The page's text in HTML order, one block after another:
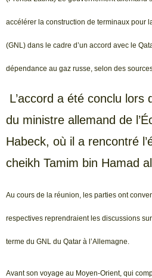
accélérer la construction de terminaux pour
(GNL) dans le cadre d’un accord avec le
dépendance au gaz russe, selon des
L’accord a été conclu lors
du ministre allemand de
Habeck, où il a rencontré
cheikh Tamim bin Hamad
Au cours de la réunion, les parties ont
respectives reprendraient les discussions
terme du GNL du Qatar à l’Allemagne.
Avant son voyage au Moyen-Orient, qui